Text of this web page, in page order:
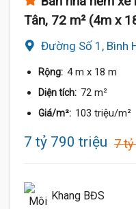
Tân, 72 m² (4m x
Đường Số 1, Bình
Rộng: 4 m x 18 m
Diện tích: 72 m²
Giá/m²: 103 triệu/m²
7 tỷ 790 triệu 7
Khang BĐS